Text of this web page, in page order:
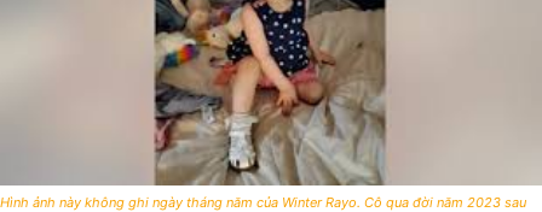
Hình ảnh này không ghi ngày tháng năm của Winter Rayo. Cô qua đời năm 2023 sau